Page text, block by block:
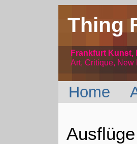
Thing
Frankfurt Kunst,
Art, Critique,
Home
Ausflüge